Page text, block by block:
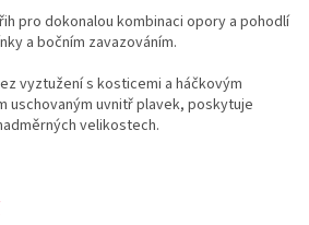
pro dokonalou kombinaci opory a pohodlí
a bočním zavazováním.
vyztužení s kosticemi a háčkovým
uschovaným uvnitř plavek, poskytuje
velikostech.